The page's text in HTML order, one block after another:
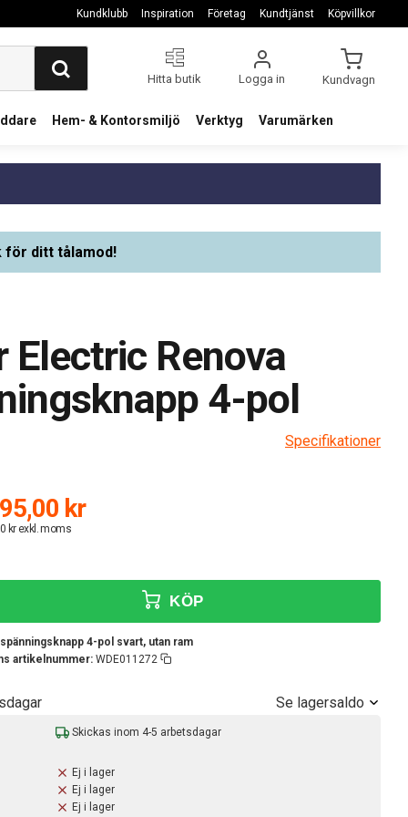
Kundklubb Inspiration Företag Kundtjänst Köpvillkor
Hitta butik Logga in Kundvagn
Hem- & Kontorsmiljö Verktyg Varumärken
för ditt tålamod!
Electric Renova
4-pol
Specifikationer
kr
kr exkl. moms
4-pol svart, utan ram
artikelnummer: WDE011272
KÖP
Se lagersaldo
Skickas inom 4-5 arbetsdagar
Ej i lager
Ej i lager
Ej i lager